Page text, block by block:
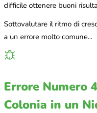
difficile ottenere buoni
Sottovalutare il ritmo di
a un errore molto comune...
Errore Numero
Colonia in un